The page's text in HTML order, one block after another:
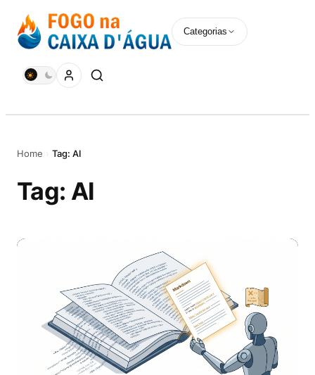
Pular
para
Categorias
Home Tag: AI
Tag: AI